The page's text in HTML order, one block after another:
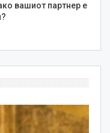
вашиот партнер е